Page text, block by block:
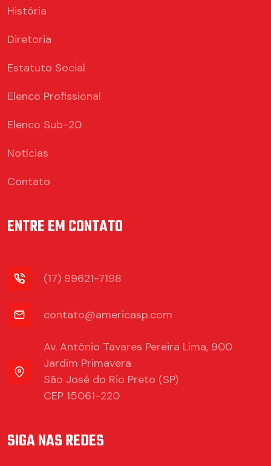
História
Diretoria
Estatuto Social
Elenco Profissional
Elenco Sub-20
Notícias
Contato
ENTRE EM CONTATO
(17) 99621-7198
contato@americasp.com
Av. Antônio Tavares Pereira Lima, 900
Jardim Primavera
São José do Rio Preto (SP)
CEP 15061-220
SIGA NAS REDES